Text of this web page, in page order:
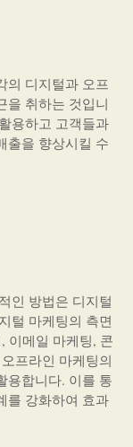
의 디지털과 오프
을 취하는 것입니
용하고 고객들과
출을 향상시킬 수
인 방법은 디지털
털 마케팅의 측면
이메일 마케팅, 콘
프라인 마케팅의
용합니다. 이를 통
를 강화하여 효과